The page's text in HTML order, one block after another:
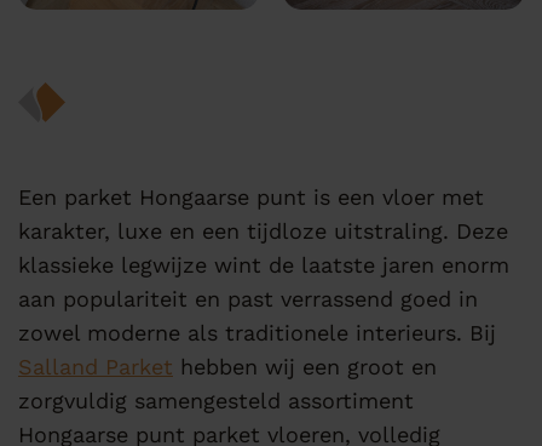
Een parket Hongaarse punt is een vloer met
karakter, luxe en een tijdloze uitstraling. Deze
klassieke legwijze wint de laatste jaren enorm
aan populariteit en past verrassend goed in
zowel moderne als traditionele interieurs. Bij
Salland Parket hebben wij een groot en
zorgvuldig samengesteld assortiment
Hongaarse punt parket vloeren, volledig